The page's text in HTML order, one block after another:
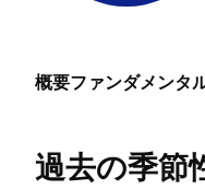
概要ファンダメンタ
過去の季節